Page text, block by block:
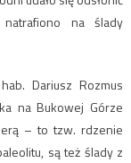
na ślady
Dariusz Rozmus
na Bukowej Górze
– to tzw. rdzenie
są też ślady z